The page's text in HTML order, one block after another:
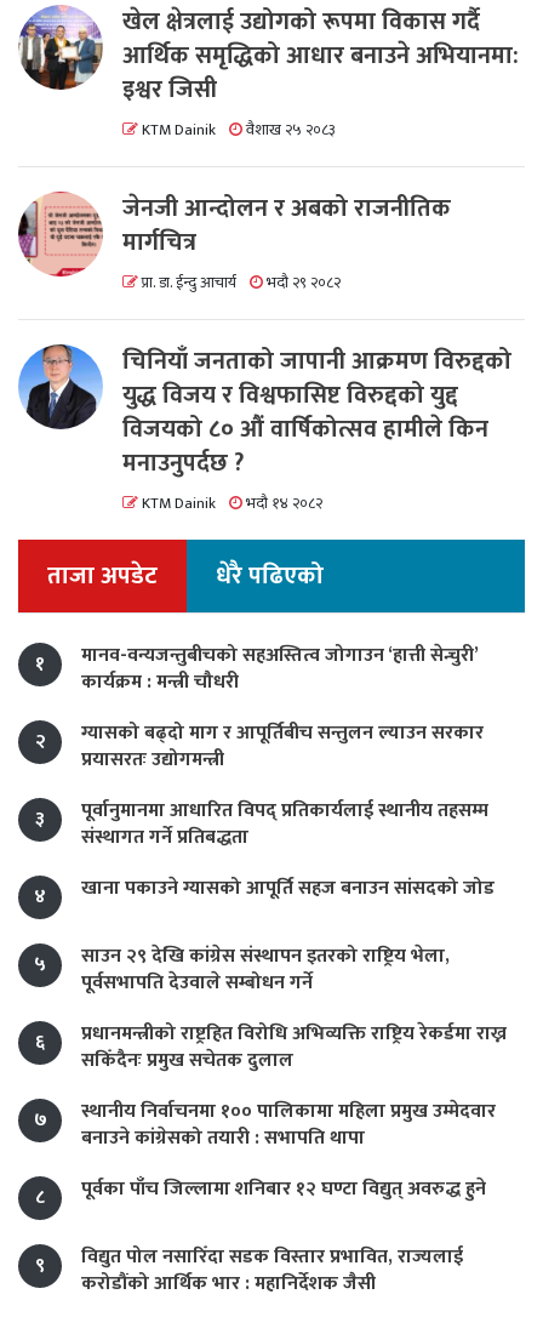
खेल क्षेत्रलाई उद्योगको रूपमा विकास गर्दै
आर्थिक समृद्धिको आधार बनाउने अभियानमा:
इश्वर जिसी
KTM Dainik वैशाख २५ २०८३
जेनजी आन्दोलन र अबको राजनीतिक
मार्गचित्र
प्रा. डा. ईन्दु आचार्य भदौ २९ २०८२
चिनियाँ जनताको जापानी आक्रमण विरुद्दको
युद्ध विजय र विश्वफासिष्ट विरुद्दको युद्द
विजयको ८० औं वार्षिकोत्सव हामीले किन
मनाउनुपर्दछ ?
KTM Dainik भदौ १४ २०८२
ताजा अपडेट धेरै पढिएको
१
मानव-वन्यजन्तुबीचको सहअस्तित्व जोगाउन ‘हात्ती सेन्चुरी’
कार्यक्रम : मन्त्री चौधरी
२
ग्यासको बढ्दो माग र आपूर्तिबीच सन्तुलन ल्याउन सरकार
प्रयासरतः उद्योगमन्त्री
३
पूर्वानुमानमा आधारित विपद् प्रतिकार्यलाई स्थानीय तहसम्म
संस्थागत गर्ने प्रतिबद्धता
४
खाना पकाउने ग्यासको आपूर्ति सहज बनाउन सांसदको जोड
५
साउन २९ देखि कांग्रेस संस्थापन इतरको राष्ट्रिय भेला,
पूर्वसभापति देउवाले सम्बोधन गर्ने
६
प्रधानमन्त्रीको राष्ट्रहित विरोधि अभिव्यक्ति राष्ट्रिय रेकर्डमा राख्न
सकिँदैनः प्रमुख सचेतक दुलाल
७
स्थानीय निर्वाचनमा १०० पालिकामा महिला प्रमुख उम्मेदवार
बनाउने कांग्रेसको तयारी : सभापति थापा
८
पूर्वका पाँच जिल्लामा शनिबार १२ घण्टा विद्युत् अवरुद्ध हुने
९
विद्युत पोल नसारिँदा सडक विस्तार प्रभावित, राज्यलाई
करोडौंको आर्थिक भार : महानिर्देशक जैसी